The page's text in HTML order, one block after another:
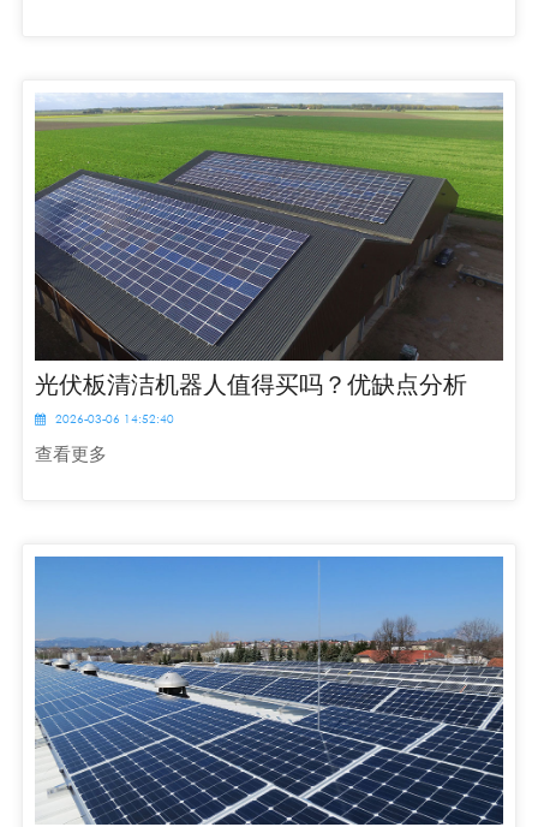
光伏板清洁机器人值得买吗？优缺点分析
2026-03-06 14:52:40
查看更多